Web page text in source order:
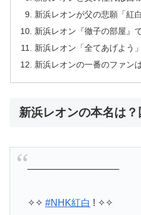
新浜レオンが父の悲願「紅
新浜レオン『徹子の部屋』
新浜レオン「全てあげよう
新浜レオンの一番のファン
新浜レオンの本名は？
──────────────
✧✧ #NHK紅白 ! ✧✧